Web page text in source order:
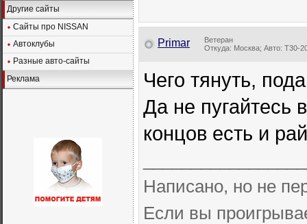
Другие сайты
Сайты про NISSAN
Автоклубы
Разные авто-сайты
Реклама
Primar
Ветеран
Откуда: Москва; Авто: Т30-
Чего тянуть,
Да не пугайтесь
концов есть и
Написано, но не
Если вы